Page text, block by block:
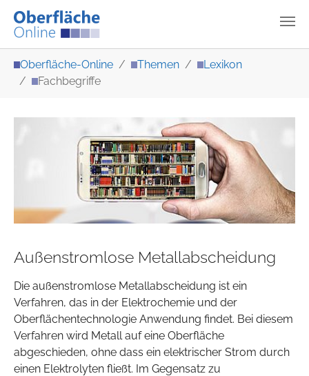
Oberfläche-Online Themen
Lexikon
Fachbegriffe
Außenstromlose Metallabscheidung
Die außenstromlose Metallabscheidung ist ein
Verfahren, das in der Elektrochemie und der
Oberflächentechnologie Anwendung findet. Bei diesem
Verfahren wird Metall auf eine Oberfläche
abgeschieden, ohne dass ein elektrischer Strom durch
einen Elektrolyten fließt. Im Gegensatz zu